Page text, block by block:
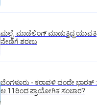
ಮಲ್ಪೆ: ಮಾಡೆಲಿಂಗ್ ಮಾಡುತ್ತಿದ್ದ ಯುವತಿ
ನೇಣಿಗೆ ಶರಣು
ಬೆಂಗಳೂರು - ಕರಾವಳಿ ವಂದೇ ಭಾರತ್‌ :
ಆ.11ರಿಂದ ಪ್ರಾಯೋಗಿಕ ಸಂಚಾರ?